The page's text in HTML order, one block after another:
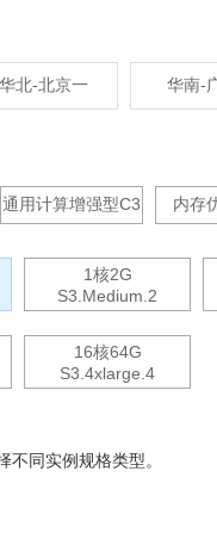
华北-北京一
华南-
通用计算增强型C3 内存
1核2G
S3.medium.2
16核64G
S3.4xlarge.4
不同实例规格类型。